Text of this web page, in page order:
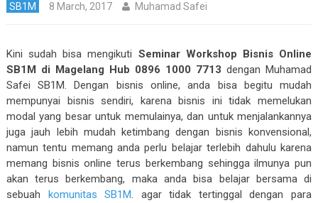
SB1M 8 March, 2017 Muhamad Safei
Kini sudah bisa mengikuti Seminar Workshop Bisnis Online
SB1M di Magelang Hub 0896 1000 7713 dengan Muhamad
Safei SB1M. Dengan bisnis online, anda bisa begitu mudah
mempunyai bisnis sendiri, karena bisnis ini tidak memelukan
modal yang besar untuk memulainya, dan untuk menjalankannya
juga jauh lebih mudah ketimbang dengan bisnis konvensional,
namun tentu memang anda perlu belajar terlebih dahulu karena
memang bisnis online terus berkembang sehingga ilmunya pun
akan terus berkembang, maka anda bisa belajar bersama di
sebuah komunitas SB1M. agar tidak tertinggal dengan para